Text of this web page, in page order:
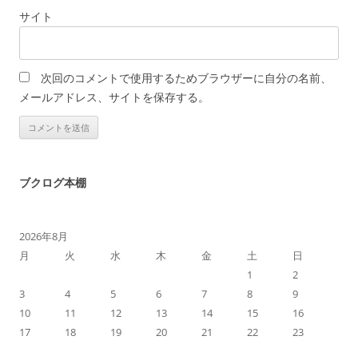
サイト
次回のコメントで使用するためブラウザーに自分の名前、
メールアドレス、サイトを保存する。
ブクログ本棚
2026年8月
月
火 水 木 金 土
日
1
2
3
4 5 6 7 8
9
10
11 12 13 14 15
16
17
18 19 20 21 22
23